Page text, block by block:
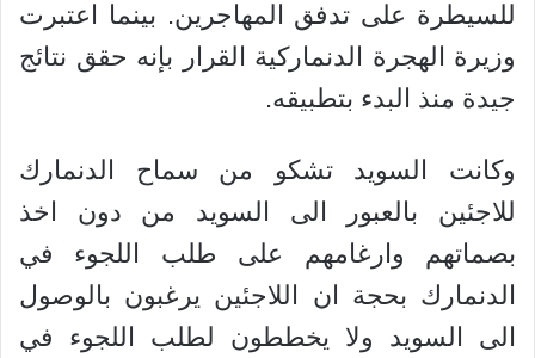
للسيطرة على تدفق المهاجرين. بينما اعتبرت
وزيرة الهجرة الدنماركية القرار بإنه حقق نتائج
جيدة منذ البدء بتطبيقه.
وكانت السويد تشكو من سماح الدنمارك
للاجئين بالعبور الى السويد من دون اخذ
بصماتهم وارغامهم على طلب اللجوء في
الدنمارك بحجة ان اللاجئين يرغبون بالوصول
الى السويد ولا يخططون لطلب اللجوء في